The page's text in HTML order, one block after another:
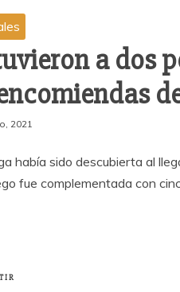
a dos
2021
había sido descubierta al
fue complementada con